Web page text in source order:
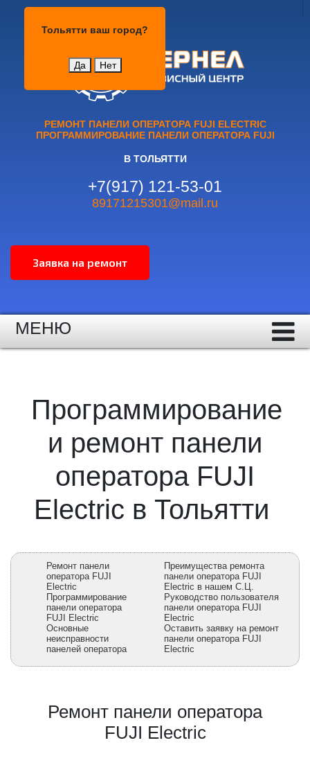
Тольятти ваш город?
Да Нет
РЕМОНТ ПАНЕЛИ ОПЕРАТОРА FUJI ELECTRIC
ПРОГРАММИРОВАНИЕ ПАНЕЛИ ОПЕРАТОРА FUJI
В ТОЛЬЯТТИ
+7(917) 121-53-01
89171215301@mail.ru
МЕНЮ
Программирование
и ремонт панели
оператора FUJI
Electric в Тольятти
Ремонт панели
оператора FUJI
Electric
Программирование
панели оператора
FUJI Electric
Основные
неисправности
панелей оператора
Преимущества ремонта
панели оператора FUJI
Electric в нашем С.Ц.
Руководство пользователя
панели оператора FUJI
Electric
Оставить заявку на ремонт
панели оператора FUJI
Electric
Ремонт панели оператора
FUJI Electric